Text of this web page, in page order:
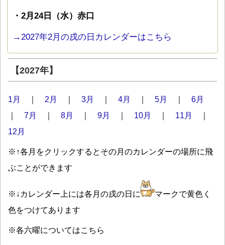
・2月24日（水）赤口
→2027年2月の戌の日カレンダーはこちら
【2027年】
1月 2月 3月 4月 5月
6月
7月 8月 9月 10月 11月
12月
※↑各月をクリックするとその月のカレンダーの場所に飛
ぶことができます
※↓カレンダー上には各月の戌の日に
マークで黄色く
色をつけてあります
※各六曜についてはこちら